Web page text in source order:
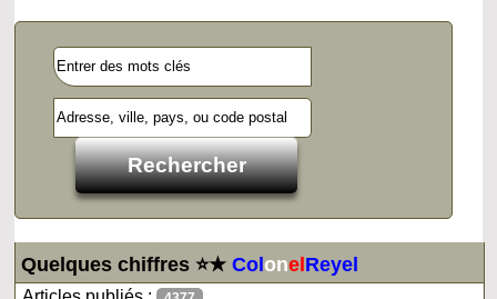
Quelques chiffres ⭐★ColonelReyel